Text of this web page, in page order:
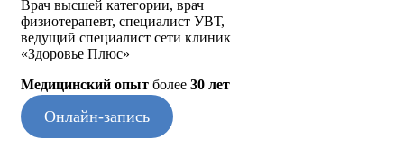
Врач высшей категории, врач
физиотерапевт, специалист УВТ,
ведущий специалист сети клиник
«Здоровье Плюс»
Медицинский опыт более 30 лет
Онлайн-запись